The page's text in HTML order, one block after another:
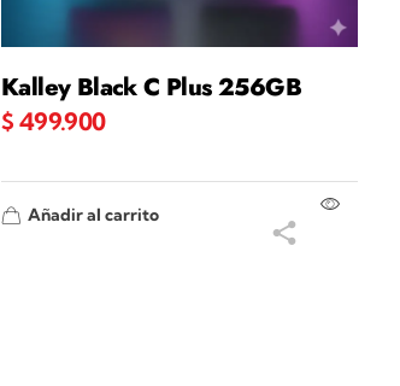
Kalley Black C Plus 256GB
$ 499.900
Añadir al carrito